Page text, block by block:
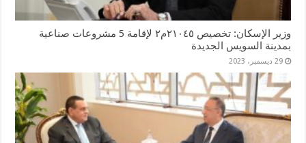
وزير الإسكان: تخصيص ٢١٠٤٥م٢ لإقامة 5 مشروعات صناعية
بمدينة السويس الجديدة
29 ديسمبر، 2023